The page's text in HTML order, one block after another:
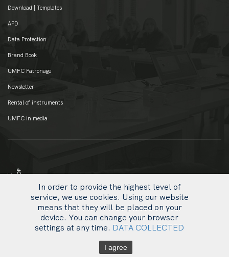
Download | Templates
APD
Data Protection
Brand Book
UMFC Patronage
Newsletter
Rental of instruments
UMFC in media
In order to provide the highest level of
service, we use cookies. Using our website
means that they will be placed on your
device. You can change your browser
settings at any time. DATA COLLECTED
I agree